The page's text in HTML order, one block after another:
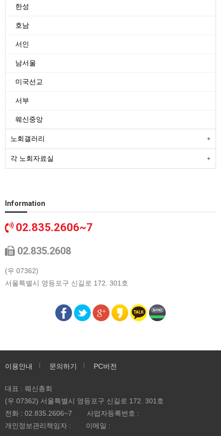
한성
호남
서인
남서울
미국선교
서부
웨신중앙
노회갤러리
각 노회자료실
Information
02.835.2606~7
02.835.2608
(우 07362)
서울특별시 영등포구 신길로 172. 301호
이용안내 문의하기 PC버전
대표 : 웨신총회
(우 07362) 서울특별시 영등포구 신길로 172. 301호
전화 : 02.835.2606~7
사업자등록번호 :
개인정보관리책임자 :
이메일 :